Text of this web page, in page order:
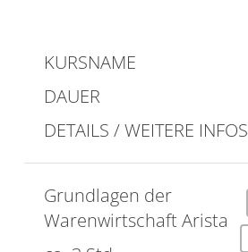
KURSNAME
DAUER
DETAILS / WEITERE INFOS
Grundlagen der
Warenwirtschaft Arista